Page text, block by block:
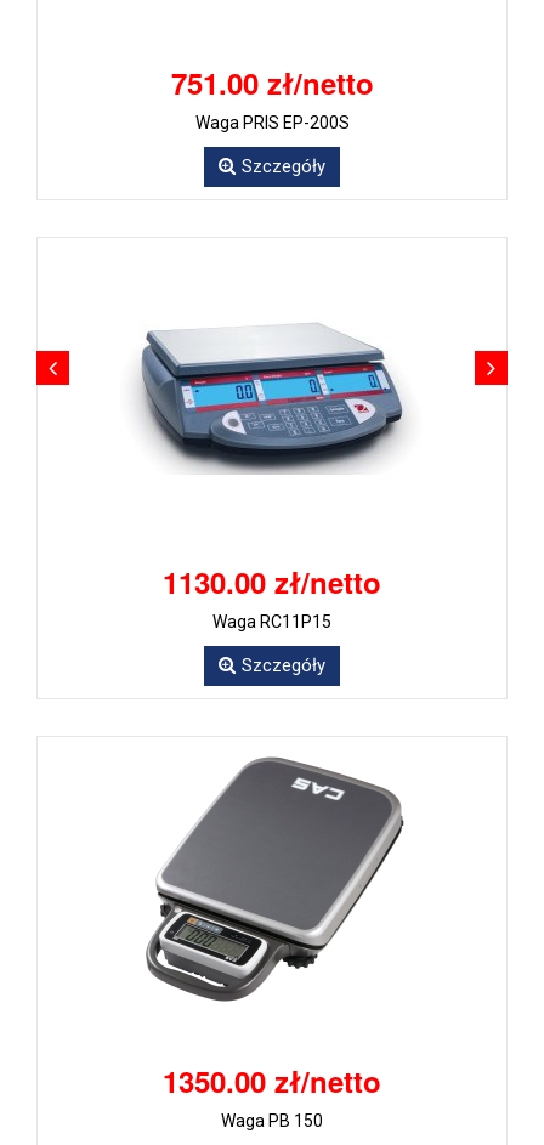
751.00 zł/netto
Waga PRIS EP-200S
Szczegóły
1130.00 zł/netto
Waga RC11P15
Szczegóły
1350.00 zł/netto
Waga PB 150